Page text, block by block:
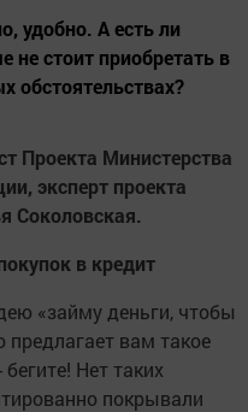
удобно. А есть ли
не стоит приобретать в
обстоятельствах?
Проекта Министерства
эксперт проекта
С­околовская.
в кредит
«займу деньги, чтобы
предлагает вам такое
Нет таких
покрывали